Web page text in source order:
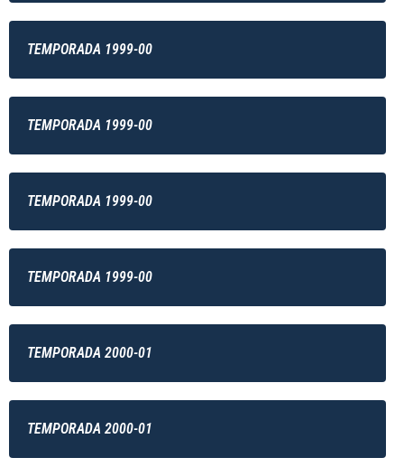
TEMPORADA 1999-00
TEMPORADA 1999-00
TEMPORADA 1999-00
TEMPORADA 1999-00
TEMPORADA 2000-01
TEMPORADA 2000-01